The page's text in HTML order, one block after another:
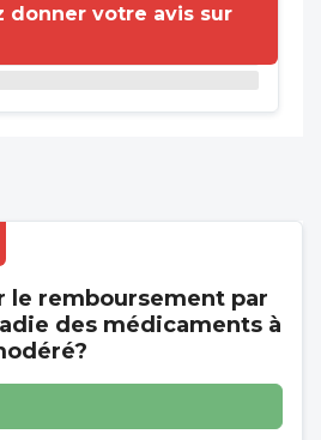
donner votre avis sur
le remboursement par
des médicaments à